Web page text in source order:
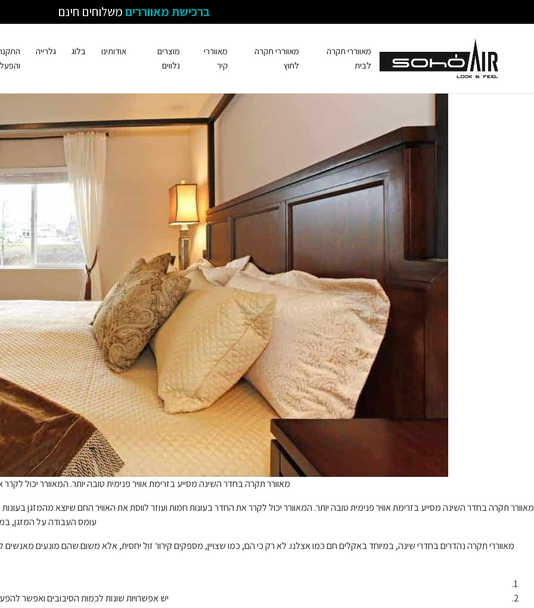
ברכישת מאוורריםמשלוחים חינם
מאווררי תקרה
לבית
מאווררי תקרה
לחוץ
מאווררי
קיר
מוצרים
נלווים
אודותינו בלוג גלרייה
מאוורר תקרה בחדר השינה מסייע בזרימת אוויר פנימית טובה יותר. המאוורר יכול
מאוורר תקרה בחדר השינה מסייע בזרימת אוויר פנימית טובה יותר. המאוורר יכול לקרר את החדר בעונות חמות ועוזר לווסת את האוויר החם שיוצא מהמזגן
עומס העבודה על המזגן,
מאווררי תקרה נהדרים בחדרי שינה, במיוחד באקלים חם כמו אצלנו. לא רק כי הם, כמו שצויין, מספקים קירור זול יחסית, אלא משום שהם מונעים
יש אפשרויות שונות לכמות הסיבובים ואפשר